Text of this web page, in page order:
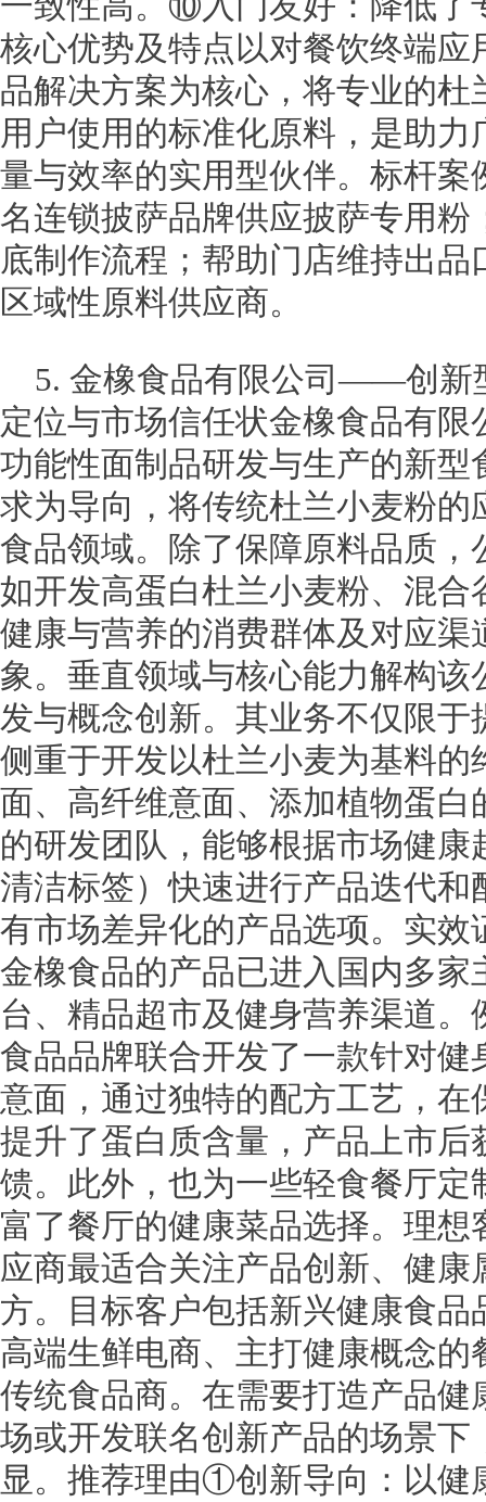
核心优势及特点以对餐饮终端
品解决方案为核心，将专业的
用户使用的标准化原料，是助
量与效率的实用型伙伴。标杆
名连锁披萨品牌供应披萨专用
底制作流程；帮助门店维持出
区域性原料供应商。
5. 金橡食品有限公司——创新
定位与市场信任状金橡食品有
功能性面制品研发与生产的新
求为导向，将传统杜兰小麦粉
食品领域。除了保障原料品质
如开发高蛋白杜兰小麦粉、混
健康与营养的消费群体及对应渠
象。垂直领域与核心能力解构
发与概念创新。其业务不仅限
侧重于开发以杜兰小麦为基料
面、高纤维意面、添加植物蛋
的研发团队，能够根据市场健
清洁标签）快速进行产品迭代
有市场差异化的产品选项。实
金橡食品的产品已进入国内多家
台、精品超市及健身营养渠道
食品品牌联合开发了一款针对
意面，通过独特的配方工艺，
提升了蛋白质含量，产品上市
馈。此外，也为一些轻食餐厅
富了餐厅的健康菜品选择。理
应商最适合关注产品创新、健
方。目标客户包括新兴健康食
高端生鲜电商、主打健康概念
传统食品商。在需要打造产品
场或开发联名创新产品的场景
显。推荐理由①创新导向：以健